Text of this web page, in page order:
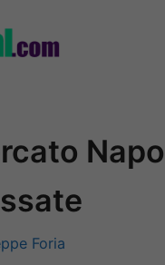
Foria